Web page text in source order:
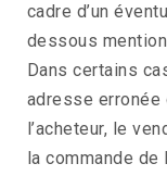
cadre d’un
dessous
Dans certains
adresse erronée
l’acheteur, le
la commande de